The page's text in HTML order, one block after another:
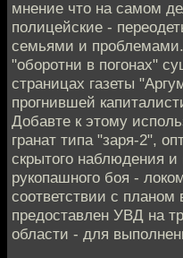
мнение что на самом
полицейские -
семьями и
"оборотни в погонах"
страницах газеты
прогнившей
Добавте к этому
гранат типа "заря-2",
скрытого наблюдения
рукопашного боя -
соответствии с
предоставлен УВД на
области - для